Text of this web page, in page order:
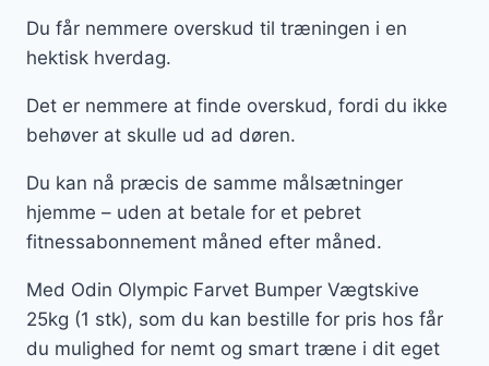
Du får nemmere overskud til træningen i en
hektisk hverdag.
Det er nemmere at finde overskud, fordi du ikke
behøver at skulle ud ad døren.
Du kan nå præcis de samme målsætninger
hjemme – uden at betale for et pebret
fitnessabonnement måned efter måned.
Med Odin Olympic Farvet Bumper Vægtskive
25kg (1 stk), som du kan bestille for pris hos får
du mulighed for nemt og smart træne i dit eget